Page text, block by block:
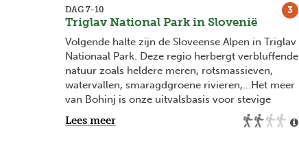
bus naar Premantura, het zuiders topje van de
baai, volgen daar een windsurfles (facultatief) en
verkennen met de fiets het Peninsula Kamenjak
Nationaal Park. Zon, zee en strand
gegarandeerd! Pula is met zijn rijkelijk
nachtleven bovendien dé plek om een stapje in
de wereld te zetten!
3
DAG 7-10
Triglav National Park in Slovenië
Volgende halte zijn de Sloveense Alpen in Triglav
Nationaal Park. Deze regio herbergt verbluffende
natuur zoals heldere meren, rotsmassieven,
watervallen, smaragdgroene rivieren,...Het meer
van Bohinj is onze uitvalsbasis voor stevige
wandelingen en fietstochten aan het
sprookjesachtige meer van Bled, de Vintgar kloof
Lees meer